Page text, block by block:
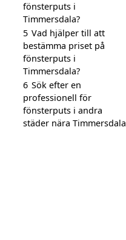
fönsterputs i
Timmersdala?
5 Vad hjälper till att
bestämma priset på
fönsterputs i
Timmersdala?
6 Sök efter en
professionell för
fönsterputs i andra
städer nära Timmersdala